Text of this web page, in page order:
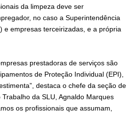
da limpeza deve ser
no caso a Superintendência
e empresas terceirizadas, e a própria
prestadoras de serviços são
de Proteção Individual (EPI),
destaca o chefe da seção de
da SLU, Agnaldo Marques
os profissionais que assumam,